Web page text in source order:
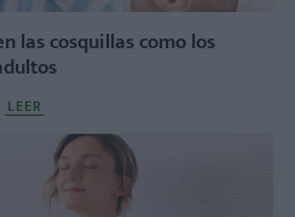
las cosquillas como los
LEER